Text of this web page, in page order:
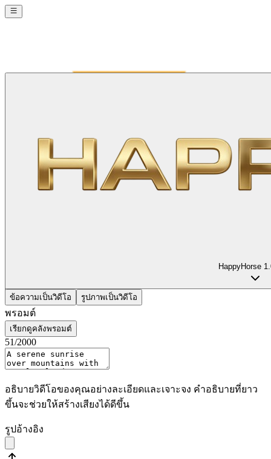
Sign In
HappyHorse
ข้อความเป็นวิดีโอ รูปภาพเป็นวิดีโอ
พรอมต์
เรียกดูคลังพรอมต์
51/2000
อธิบายวิดีโอของคุณอย่างละเอียดและเจาะจง คำอธิบายที่ยาว
ขึ้นจะช่วยให้สร้างเสียงได้ดีขึ้น
รูปอ้างอิง